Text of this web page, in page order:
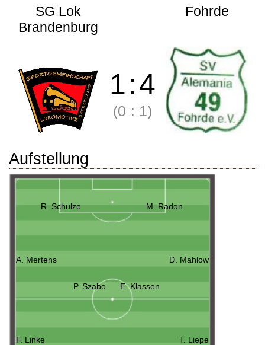
SG Lok
Brandenburg
Fohrde
1:4
(0 : 1)
Aufstellung
R. Schulze M. Radon
A. Mertens D. Mahlow
P. Szabo E. Klassen
F. Linke
T. Liepe